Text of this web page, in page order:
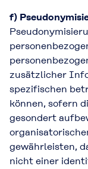
f)
zusätzlicher
spezifischen
können, sofern
gesondert
gewährleisten,
nicht einer